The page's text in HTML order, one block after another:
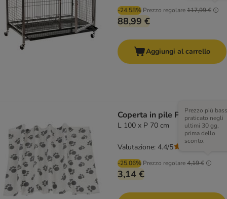
-24.58% Prezzo regolare117,99 €
88,99 €
Aggiungi al carrello
Coperta in pile Pawty
L 100 x P 70 cm
-25.06% Prezzo regolare4,19 €
Prezzo più
praticato negli
ultimi 30 gg,
prima dello
sconto.
3,14 €
Valutazione: 4.4/5